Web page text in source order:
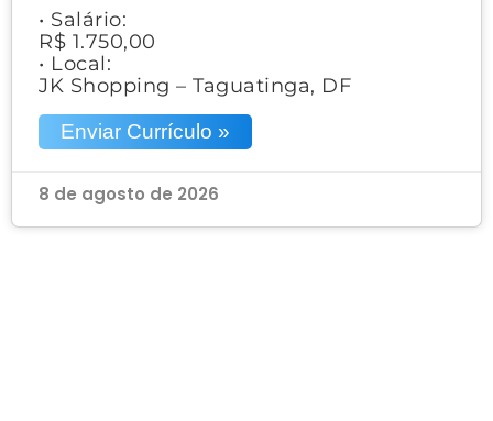
• Salário:
R$ 1.750,00
• Local:
JK Shopping – Taguatinga, DF
Enviar Currículo »
8 de agosto de 2026